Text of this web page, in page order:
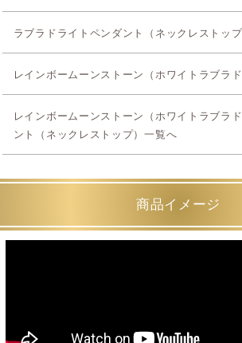
ラブラドライトペンダント（ネックレストッ
レインボームーンストーン（ホワイトラブラ
レインボームーンストーン（ホワイトラブラ
ント（ネックレストップ）一覧へ
商品イメージ